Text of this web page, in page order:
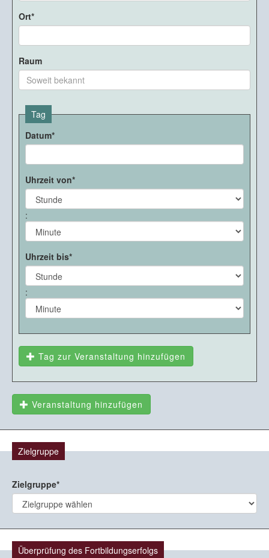
Ort
Raum
Tag
Datum
Uhrzeit von
Hour
:
Minute
Uhrzeit bis
Hour
:
Minute
Tag zur Veranstaltung hinzufügen
Veranstaltung hinzufügen
Zielgruppe
Zielgruppe
Überprüfung des Fortbildungserfolgs